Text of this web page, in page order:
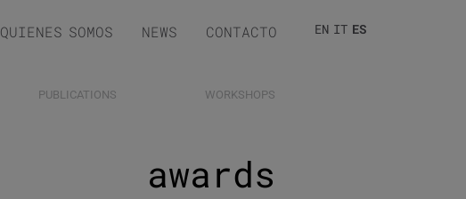
QUIENES SOMOS NEWS CONTACTO EN IT ES
PUBLICATIONS WORKSHOPS
awards